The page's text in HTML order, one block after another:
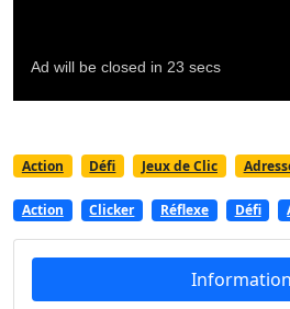
Action Défi Jeux de Clic
Action Clicker Réflexe Défi